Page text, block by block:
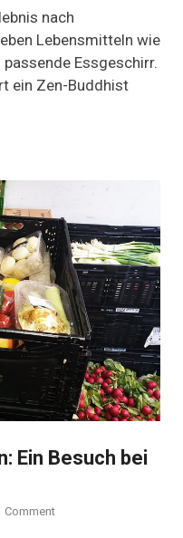
auf
Ein
Besuch
beim
buddhistischen
nach
Lebensmitteln wie
Essgeschirr.
ein Zen-Buddhist
Ein Besuch bei
Commenton